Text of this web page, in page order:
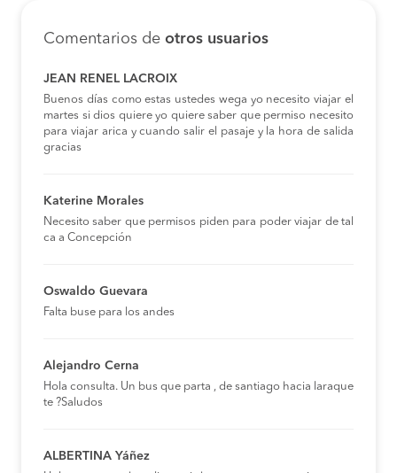
Comentarios de otros usuarios
JEAN RENEL LACROIX
Buenos días como estas ustedes wega yo necesito viajar el
martes si dios quiere yo quiere saber que permiso necesito
para viajar arica y cuando salir el pasaje y la hora de salida
gracias
Katerine Morales
Necesito saber que permisos piden para poder viajar de tal
ca a Concepción
Oswaldo Guevara
Falta buse para los andes
Alejandro Cerna
Hola consulta. Un bus que parta , de santiago hacia laraque
te ?Saludos
ALBERTINA Yáñez